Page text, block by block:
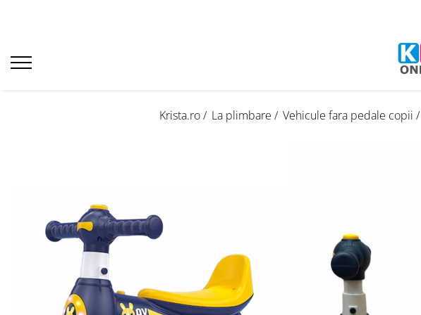
Krista.ro / La plimbare / Vehicule fara pedale copii /